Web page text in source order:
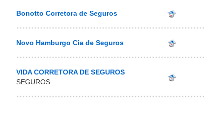
Bonotto Corretora de Seguros
Novo Hamburgo Cia de Seguros
VIDA CORRETORA DE SEGUROS
SEGUROS